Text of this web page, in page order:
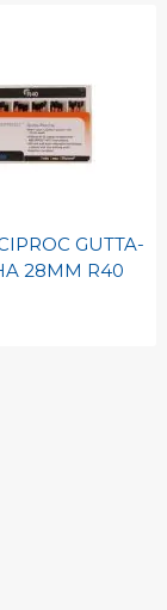
GUTTA-
28MM R40